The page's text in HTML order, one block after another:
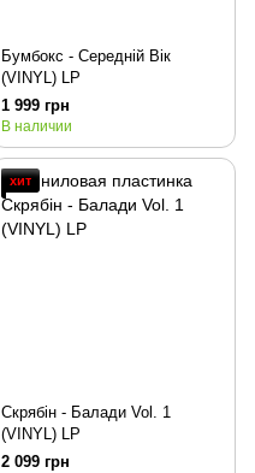
Бумбокс - Середнiй Вiк
(VINYL) LP
1 999 грн
В наличии
хит
Скрябін - Балади Vol. 1
(VINYL) LP
2 099 грн